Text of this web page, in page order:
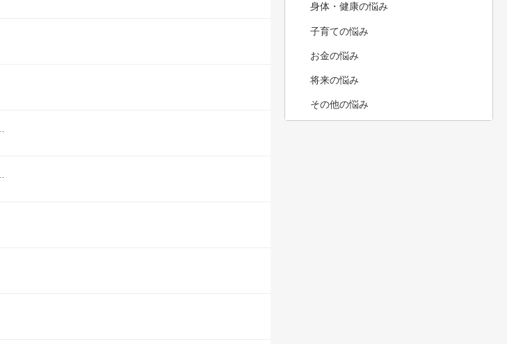
身体・健康の悩み
子育ての悩み
お金の悩み
将来の悩み
その他の悩み